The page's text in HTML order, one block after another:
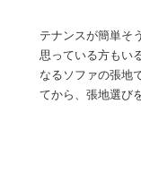
テナンスが簡単そ
思っている方もい
なるソファの張地
てから、張地選